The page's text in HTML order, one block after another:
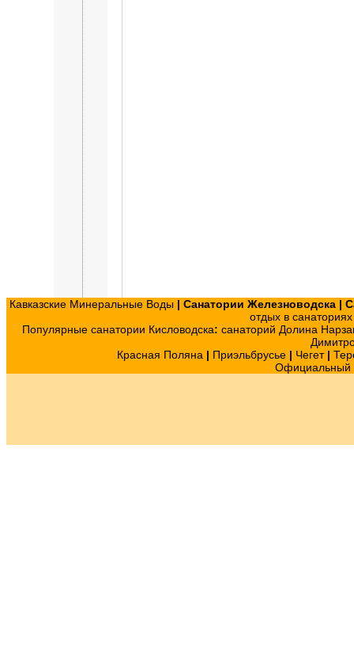
Кавказские Минеральные Воды | Санатории Железноводска |
отдых в
Популярные санатории Кисловодска: санаторий Долина
Красная Поляна | Приэльбрусье| Чегет|
Официальный